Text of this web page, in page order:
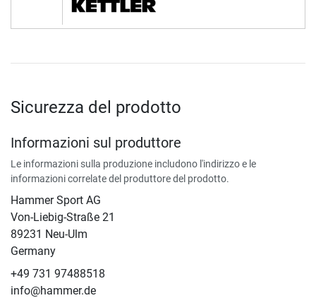
Sicurezza del prodotto
Informazioni sul produttore
Le informazioni sulla produzione includono l'indirizzo e le
informazioni correlate del produttore del prodotto.
Hammer Sport AG
Von-Liebig-Straße 21
89231 Neu-Ulm
Germany
+49 731 97488518
info@hammer.de